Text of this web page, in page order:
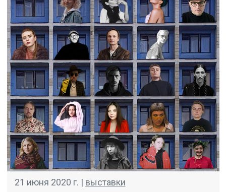
21 июня 2020 г. | выставки